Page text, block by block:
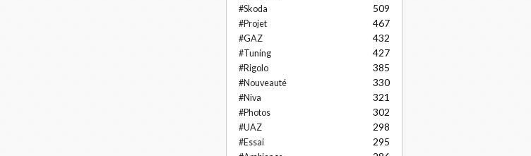
#Skoda 509
#Projet 467
#GAZ 432
#Tuning 427
#Rigolo 385
#Nouveauté 330
#Niva 321
#Photos 302
#UAZ 298
#Essai 295